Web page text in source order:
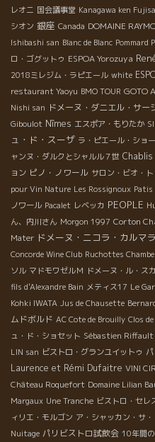
レオニ 国会議事堂 Kanagawa ken
シオン 銀座 Canada DOMAINE
Ishibashi san Blanc de Blanc Pommard
ロ・ゴグットゥ ESPOA Yorozuya
2018ミレジム・ラピエール white
restaurant Yaoyu BMO TOUR GOTO
Nishi san ドメーヌ・ダニエル・サー
Giboulot Nîmes エスポア・もりたか
ュ・ド・スーザ ラ・ピエール・ショ
ャンヌ・ダルクとシャルル７世 Chablis
ョン ピノ・ノワール サロン・ビオ・
pour Vin Nature Les Rossignoux Patis
ノワール Pacalet レベッカ PEOPLE
ん、内川さん Morgon 1997 Corton
Mater ドメーヌ・ニコラ・カルマ
Concorde Wine Club Ruchottes
ソル マドモワゼルＭ ドメーヌ・ル・ス
fils d'Alexandre Bain メティス17 Le
Kohki IWATA Jus de Chausette
ムドボルド AC Cote de Brouilly Clos
ュ・ド・ショセット Sébastien Riffault
LIN san ビストロ・グランユイットゥ
Laurence et Rémi Dufaitre VINI
Château Roquefort Domaine Lilian
Margaux Une Tranche ビストロ・セレ
ィリエ・モルゴン ア・シャッカン・サ
Nuitage パリビストロ試飲会 10年間